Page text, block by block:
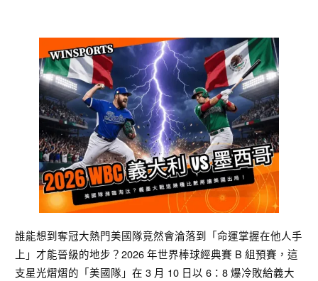
誰能想到奪冠大熱門美國隊竟然會淪落到「命運掌握在他人手
上」才能晉級的地步？2026 年世界棒球經典賽 B 組預賽，這
支星光熠熠的「美國隊」在 3 月 10 日以 6：8 爆冷敗給義大